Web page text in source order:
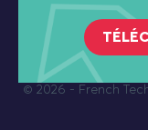
© 2026 - French